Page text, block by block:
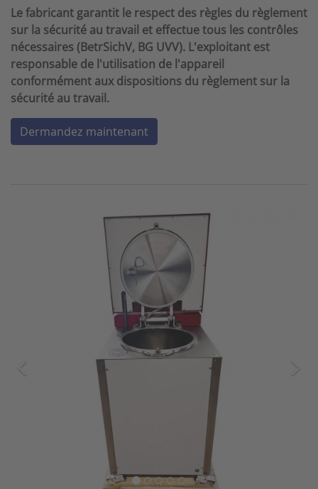
Le fabricant garantit le respect des règles du règlement
sur la sécurité au travail et effectue tous les contrôles
nécessaires (BetrSichV, BG UVV). L'exploitant est
responsable de l'utilisation de l'appareil
conformément aux dispositions du règlement sur la
sécurité au travail.
Dermandez maintenant